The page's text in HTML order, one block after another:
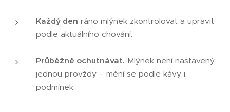
Každý den ráno mlýnek zkontrolovat a upravit
podle aktuálního chování.
Průběžně ochutnávat. Mlýnek není nastavený
jednou provždy – mění se podle kávy i
podmínek.